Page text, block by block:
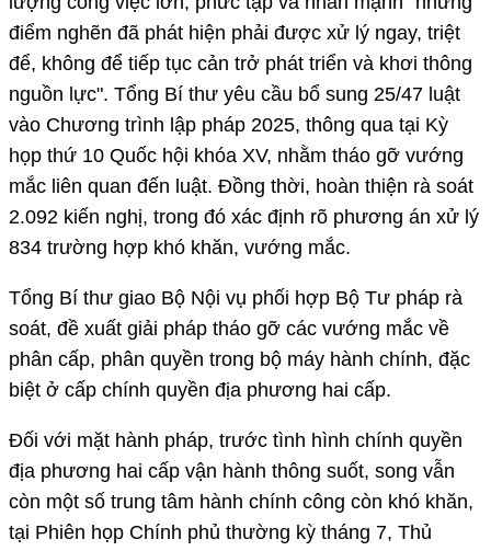
điểm nghẽn đã phát hiện phải được xử lý ngay, triệt
để, không để tiếp tục cản trở phát triển và khơi thông
nguồn lực". Tổng Bí thư yêu cầu bổ sung 25/47 luật
vào Chương trình lập pháp 2025, thông qua tại Kỳ
họp thứ 10 Quốc hội khóa XV, nhằm tháo gỡ vướng
mắc liên quan đến luật. Đồng thời, hoàn thiện rà soát
2.092 kiến nghị, trong đó xác định rõ phương án xử lý
834 trường hợp khó khăn, vướng mắc.
Tổng Bí thư giao Bộ Nội vụ phối hợp Bộ Tư pháp rà
soát, đề xuất giải pháp tháo gỡ các vướng mắc về
phân cấp, phân quyền trong bộ máy hành chính, đặc
biệt ở cấp chính quyền địa phương hai cấp.
Đối với mặt hành pháp, trước tình hình chính quyền
địa phương hai cấp vận hành thông suốt, song vẫn
còn một số trung tâm hành chính công còn khó khăn,
tại Phiên họp Chính phủ thường kỳ tháng 7, Thủ